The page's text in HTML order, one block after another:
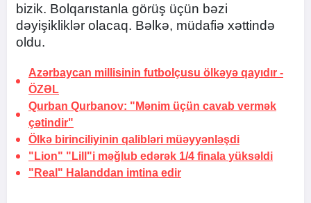
bizik. Bolqarıstanla görüş üçün bəzi
dəyişikliklər olacaq. Bəlkə, müdafiə xəttində
oldu.
Azərbaycan millisinin futbolçusu ölkəyə qayıdır -
ÖZƏL
Qurban Qurbanov: "Mənim üçün cavab vermək
çətindir"
Ölkə birinciliyinin qalibləri müəyyənləşdi
"Lion" "Lill"i məğlub edərək 1/4 finala yüksəldi
"Real" Halanddan imtina edir